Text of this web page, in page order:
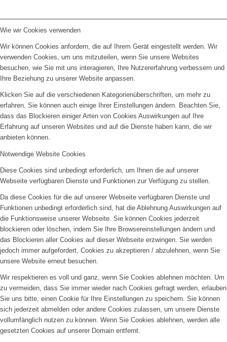
Wie wir Cookies verwenden
Wir können Cookies anfordern, die auf Ihrem Gerät eingestellt werden. Wir
verwenden Cookies, um uns mitzuteilen, wenn Sie unsere Websites
besuchen, wie Sie mit uns interagieren, Ihre Nutzererfahrung verbessern und
Ihre Beziehung zu unserer Website anpassen.
Klicken Sie auf die verschiedenen Kategorienüberschriften, um mehr zu
erfahren. Sie können auch einige Ihrer Einstellungen ändern. Beachten Sie,
dass das Blockieren einiger Arten von Cookies Auswirkungen auf Ihre
Erfahrung auf unseren Websites und auf die Dienste haben kann, die wir
anbieten können.
Notwendige Website Cookies
Diese Cookies sind unbedingt erforderlich, um Ihnen die auf unserer
Webseite verfügbaren Dienste und Funktionen zur Verfügung zu stellen.
Da diese Cookies für die auf unserer Webseite verfügbaren Dienste und
Funktionen unbedingt erforderlich sind, hat die Ablehnung Auswirkungen auf
die Funktionsweise unserer Webseite. Sie können Cookies jederzeit
blockieren oder löschen, indem Sie Ihre Browsereinstellungen ändern und
das Blockieren aller Cookies auf dieser Webseite erzwingen. Sie werden
jedoch immer aufgefordert, Cookies zu akzeptieren / abzulehnen, wenn Sie
unsere Website erneut besuchen.
Wir respektieren es voll und ganz, wenn Sie Cookies ablehnen möchten. Um
zu vermeiden, dass Sie immer wieder nach Cookies gefragt werden, erlauben
Sie uns bitte, einen Cookie für Ihre Einstellungen zu speichern. Sie können
sich jederzeit abmelden oder andere Cookies zulassen, um unsere Dienste
vollumfänglich nutzen zu können. Wenn Sie Cookies ablehnen, werden alle
gesetzten Cookies auf unserer Domain entfernt.